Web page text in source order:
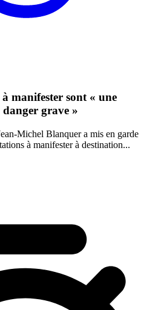
manifester sont « une
grave »
Michel Blanquer a mis en garde
à manifester à destination...